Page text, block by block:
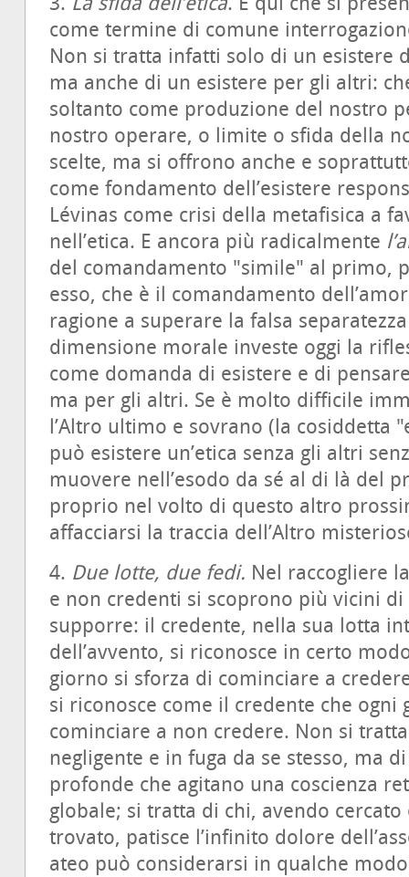
come termine di comune
Non si tratta infatti solo di un esistere
ma anche di un esistere per gli altri:
soltanto come produzione del nostro
nostro operare, o limite o sfida della
scelte, ma si offrono anche e
come fondamento dell’esistere
Lévinas come crisi della metafisica a
nell’etica. E ancora più radicalmente
del comandamento "simile" al primo,
esso, che è il comandamento
ragione a superare la falsa
dimensione morale investe oggi la
come domanda di esistere e di
ma per gli altri. Se è molto difficile
l’Altro ultimo e sovrano (la cosiddetta
può esistere un’etica senza gli altri
muovere nell’esodo da sé al di là del
proprio nel volto di questo altro
affacciarsi la traccia dell’Altro
4. Due lotte, due fedi. Nel raccogliere
e non credenti si scoprono più vicini
supporre: il credente, nella sua lotta
dell’avvento, si riconosce in certo
giorno si sforza di cominciare a
si riconosce come il credente che
cominciare a non credere. Non si
negligente e in fuga da se stesso, ma
profonde che agitano una coscienza
globale; si tratta di chi, avendo
trovato, patisce l’infinito dolore
ateo può considerarsi in qualche modo